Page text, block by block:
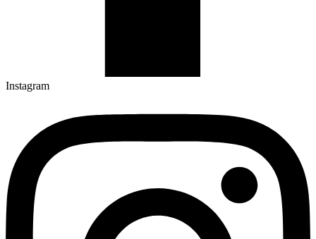
Instagram